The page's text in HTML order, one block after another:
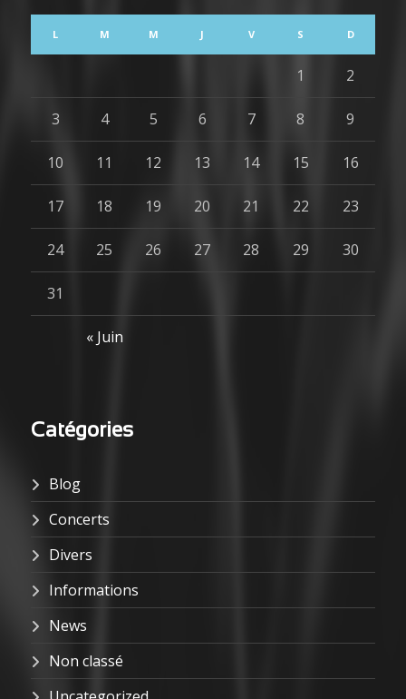
L M M J V S D
« Juin
1 2
3 4 5 6 7 8 9
10 11 12 13 14 15 16
17 18 19 20 21 22 23
24 25 26 27 28 29 30
31
Catégories
Blog
Concerts
Divers
Informations
News
Non classé